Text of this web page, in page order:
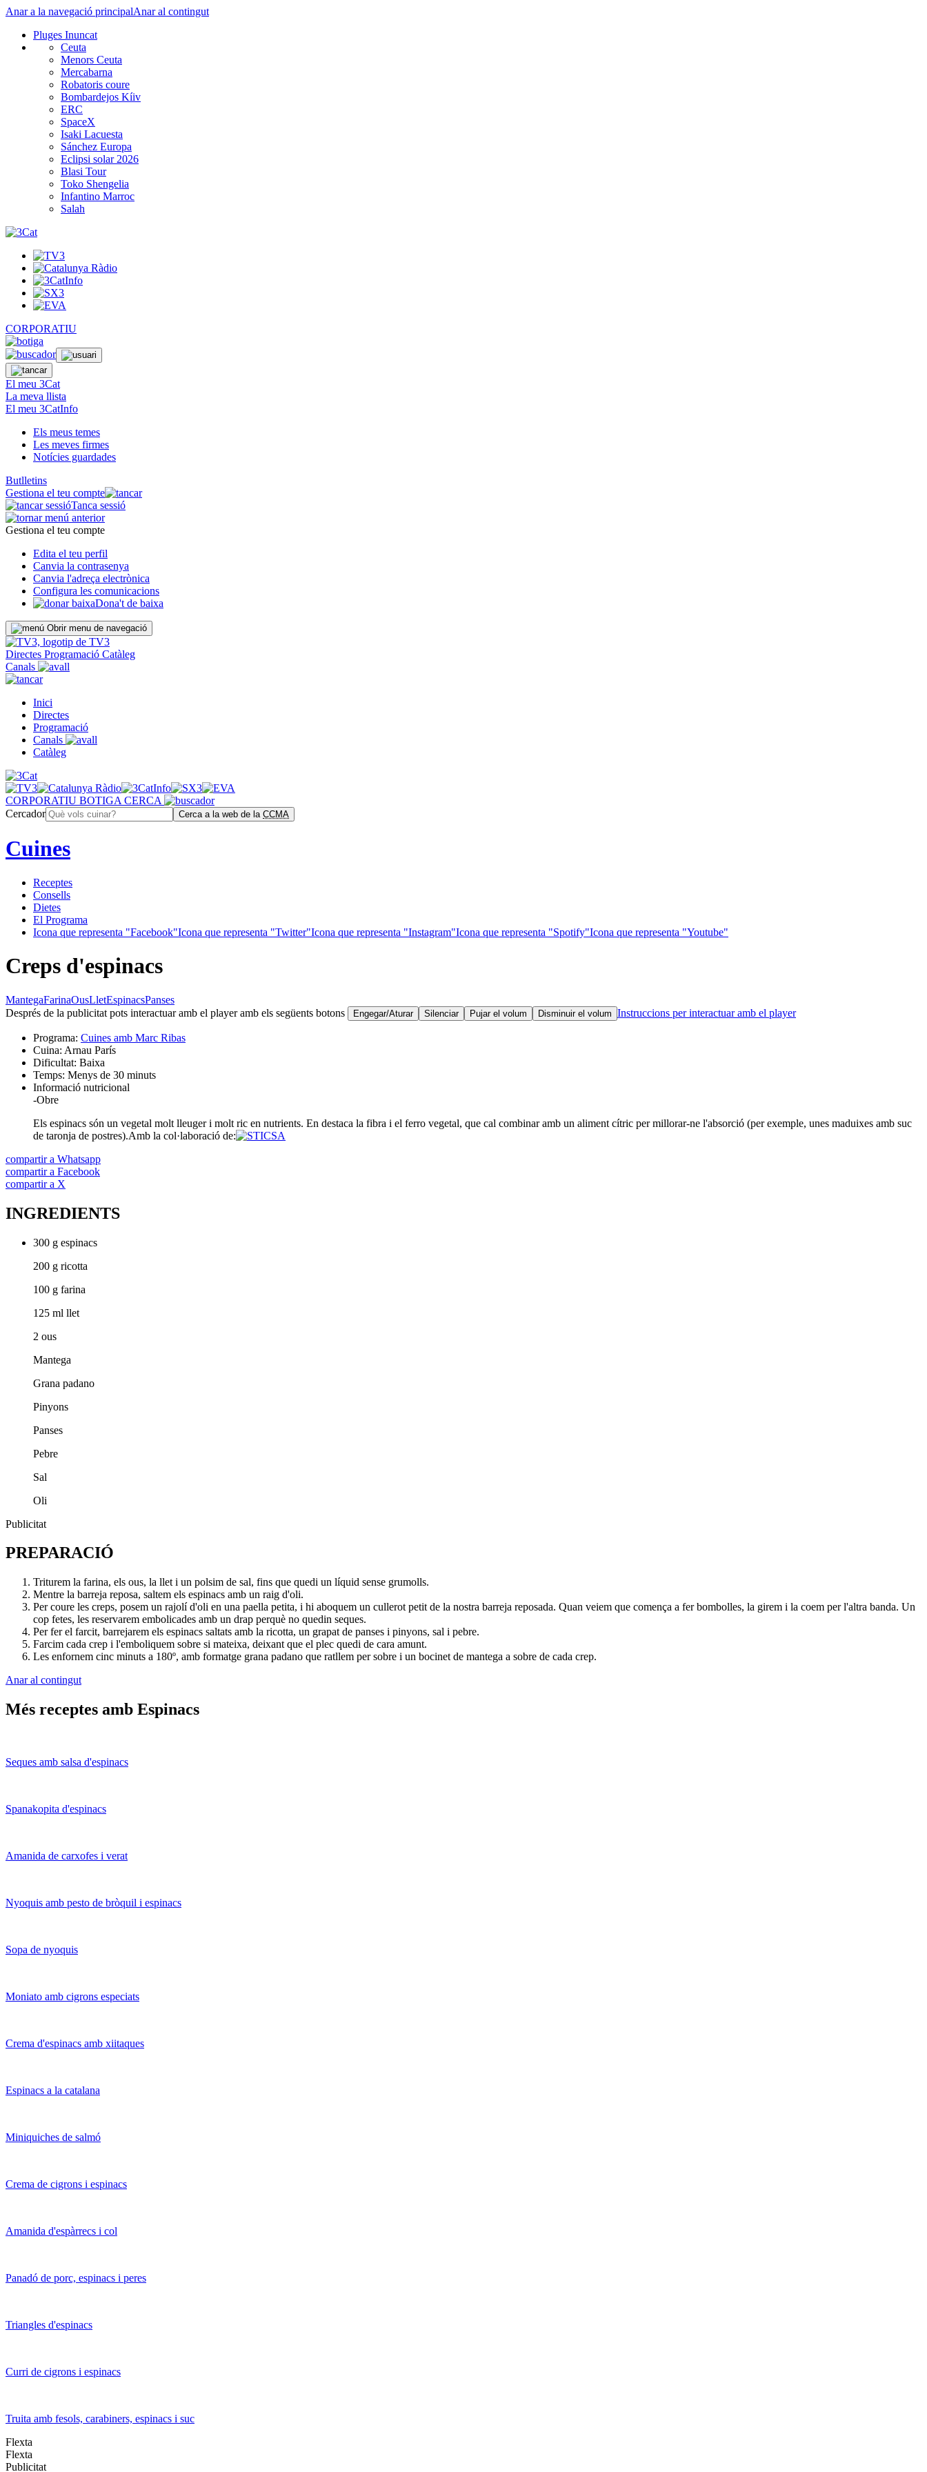
Anar a la navegació principalAnar al contingut
Pluges Inuncat
Ceuta
Menors Ceuta
Mercabarna
Robatoris coure
Bombardejos Kíiv
ERC
SpaceX
Isaki Lacuesta
Sánchez Europa
Eclipsi solar 2026
Blasi Tour
Toko Shengelia
Infantino Marroc
Salah
CORPORATIU
El meu 3Cat
La meva llista
El meu 3CatInfo
Els meus temes
Les meves firmes
Notícies guardades
Butlletins
Gestiona el teu compte
Tanca sessió
Gestiona el teu compte
Edita el teu perfil
Canvia la contrasenya
Canvia l'adreça electrònica
Configura les comunicacions
Dona't de baixa
Obrir menu de navegació
Directes Programació Catàleg
Canals
Inici
Directes
Programació
Canals
Catàleg
CORPORATIU BOTIGA CERCA
Cercador
Cerca a la web de la CCMA
Cuines
Receptes
Consells
Dietes
El Programa
Icona que representa "Facebook"Icona que representa "Twitter"Icona que representa "Instagram"Icona que representa "Spotify"Icona que representa "Youtube"
Creps d'espinacs
MantegaFarinaOusLletEspinacsPanses
Després de la publicitat pots interactuar amb el player amb els següents botons
Engegar/Aturar Silenciar Pujar el volum Disminuir el volum Instruccions per interactuar amb el player
Programa: Cuines amb Marc Ribas
Cuina: Arnau París
Dificultat: Baixa
Temps: Menys de 30 minuts
Informació nutricional
-Obre
Els espinacs són un vegetal molt lleuger i molt ric en nutrients. En destaca la fibra i el ferro vegetal, que cal combinar amb un aliment cítric per millorar-ne l'absorció (per exemple, unes maduixes amb suc
de taronja de postres).Amb la col·laboració de:
compartir a Whatsapp
compartir a Facebook
compartir a X
INGREDIENTS
300 g espinacs
200 g ricotta
100 g farina
125 ml llet
2 ous
Mantega
Grana padano
Pinyons
Panses
Pebre
Sal
Oli
Publicitat
PREPARACIÓ
Triturem la farina, els ous, la llet i un polsim de sal, fins que quedi un líquid sense grumolls.
Mentre la barreja reposa, saltem els espinacs amb un raig d'oli.
Per coure les creps, posem un rajolí d'oli en una paella petita, i hi aboquem un cullerot petit de la nostra barreja reposada. Quan veiem que comença a fer bombolles, la girem i la coem per l'altra banda. Un
cop fetes, les reservarem embolicades amb un drap perquè no quedin seques.
Per fer el farcit, barrejarem els espinacs saltats amb la ricotta, un grapat de panses i pinyons, sal i pebre.
Farcim cada crep i l'emboliquem sobre si mateixa, deixant que el plec quedi de cara amunt.
Les enfornem cinc minuts a 180º, amb formatge grana padano que ratllem per sobre i un bocinet de mantega a sobre de cada crep.
Anar al contingut
Més receptes amb Espinacs
Seques amb salsa d'espinacs
Spanakopita d'espinacs
Amanida de carxofes i verat
Nyoquis amb pesto de bròquil i espinacs
Sopa de nyoquis
Moniato amb cigrons especiats
Crema d'espinacs amb xiitaques
Espinacs a la catalana
Miniquiches de salmó
Crema de cigrons i espinacs
Amanida d'espàrrecs i col
Panadó de porc, espinacs i peres
Triangles d'espinacs
Curri de cigrons i espinacs
Truita amb fesols, carabiners, espinacs i suc
Flexta
Flexta
Publicitat